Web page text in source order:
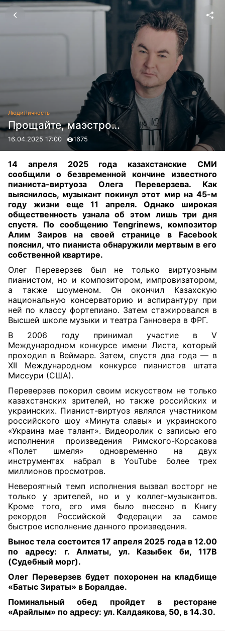
ЛюдиЛичность
Прощайте, маэстро…
16.04.2025 17:00 1675
14 апреля 2025 года казахстанские СМИ
сообщили о безвременной кончине известного
пианиста-виртуоза Олега Переверзева. Как
выяснилось, музыкант покинул этот мир на 45-м
году жизни еще 11 апреля. Однако широкая
общественность узнала об этом лишь три дня
спустя. По сообщению Tengrinews, композитор
Алим Заиров на своей странице в Facebook
пояснил, что пианиста обнаружили мертвым в его
собственной квартире.
Олег Переверзев был не только виртуозным
пианистом, но и композитором, импровизатором,
а также шоуменом. Он окончил Казахскую
национальную консерваторию и аспирантуру при
ней по классу фортепиано. Затем стажировался в
Высшей школе музыки и театра Ганновера в ФРГ.
В 2006 году принимал участие в V
Международном конкурсе имени Листа, который
проходил в Веймаре. Затем, спустя два года — в
XII Международном конкурсе пианистов штата
Миссури (США).
Переверзев покорил своим искусством не только
казахстанских зрителей, но также российских и
украинских. Пианист-виртуоз являлся участником
российского шоу «Минута славы» и украинского
«Украина мае талант». Видеоролик с записью его
исполнения произведения Римского-Корсакова
«Полет шмеля» одновременно на двух
инструментах набрал в YouTube более трех
миллионов просмотров.
Невероятный темп исполнения вызвал восторг не
только у зрителей, но и у коллег-музыкантов.
Кроме того, его имя было внесено в Книгу
рекордов Российской Федерации за самое
быстрое исполнение данного произведения.
Вынос тела состоится 17 апреля 2025 года в 12.00
по адресу: г. Алматы, ул. Казыбек би, 117В
(Судебный морг).
Олег Переверзев будет похоронен на кладбище
«Батыс Зираты» в Боралдае.
Поминальный обед пройдет в ресторане
«Арайлым» по адресу: ул. Калдаякова, 50, в 14.30.